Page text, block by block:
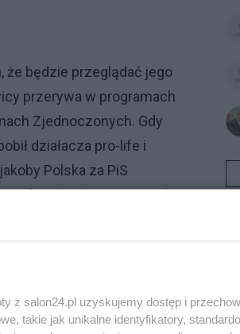
że będzie przeglądać jego
przerywa w programach
Zjednoczonych. Gdy
działacza pro-life i
Polska za PiS
Arkadiusz Szczurek
i Piotr Witwicki (Polsat
z salon24.pl uzyskujemy dostęp i
takie jak unikalne identyfikatory,